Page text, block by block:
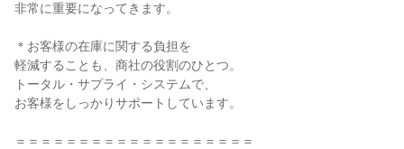
非常に重要になってきます。
＊お客様の在庫に関する負担を
軽減することも、商社の役割のひとつ。
トータル・サプライ・システムで、
お客様をしっかりサポートしています。
＝＝＝＝＝＝＝＝＝＝＝＝＝＝＝＝＝＝＝